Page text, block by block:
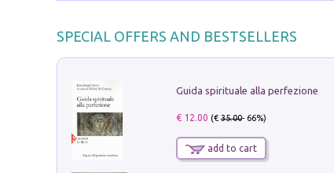
SPECIAL OFFERS AND BESTSELLERS
Guida spirituale alla perfezione
€ 12.00 (€35.00- 66%)
add to cart